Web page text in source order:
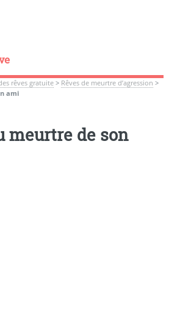
rêves gratuite> Rêves de meurtre d’agression >
ami
meurtre de son